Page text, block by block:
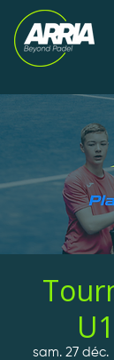
sam. 27 déc.